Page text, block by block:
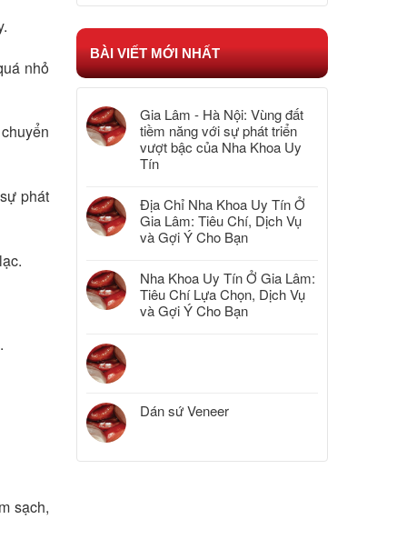
nhỏ
phát
sạch,
BÀI VIẾT MỚI NHẤT
Gia Lâm - Hà Nội: Vùng đất
tiềm năng với sự phát triển
vượt bậc của Nha Khoa Uy
Tín
Địa Chỉ Nha Khoa Uy Tín Ở
Gia Lâm: Tiêu Chí, Dịch Vụ
và Gợi Ý Cho Bạn
Nha Khoa Uy Tín Ở Gia Lâm:
Tiêu Chí Lựa Chọn, Dịch Vụ
và Gợi Ý Cho Bạn
Dán sứ Veneer